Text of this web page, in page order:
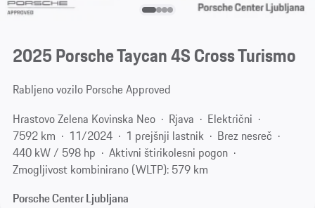
2025 Porsche Taycan 4S Cross Turismo
Rabljeno vozilo Porsche Approved
Hrastovo Zelena Kovinska Neo
Rjava
Električni
7592 km
11/2024 1 prejšnji lastnik
Brez nesreč
440 kW / 598 hp
Aktivni štirikolesni pogon
Zmogljivost kombinirano (WLTP): 579 km
Porsche Center Ljubljana